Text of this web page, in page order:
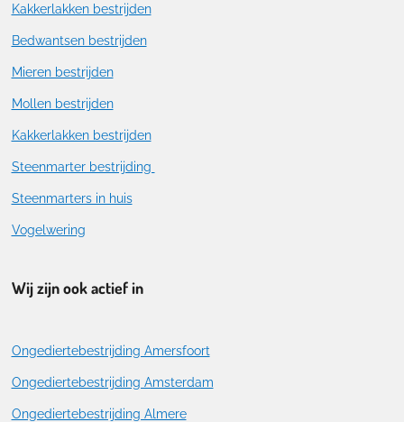
Kakkerlakken bestrijden
Bedwantsen bestrijden
Mieren bestrijden
Mollen bestrijden
Kakkerlakken bestrijden
Steenmarter bestrijding
Steenmarters in huis
Vogelwering
Wij zijn ook actief in
Ongediertebestrijding Amersfoort
Ongediertebestrijding Amsterdam
Ongediertebestrijding Almere